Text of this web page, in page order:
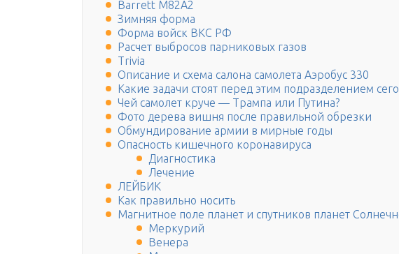
Barrett M82A2
Зимняя форма
Форма войск ВКС РФ
Расчет выбросов парниковых газов
Trivia
Описание и схема салона самолета Аэробус 330
Какие задачи стоят перед этим подразделением
Чей самолет круче — Трампа или Путина?
Фото дерева вишня после правильной обрезки
Обмундирование армии в мирные годы
Опасность кишечного коронавируса
Диагностика
Лечение
ЛЕЙБИК
Как правильно носить
Магнитное поле планет и спутников планет
Меркурий
Венера